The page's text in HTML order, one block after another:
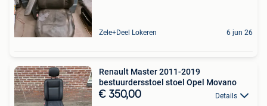
Zele+Deel Lokeren 6 jun 26
Renault Master 2011-2019
bestuurdersstoel stoel Opel Movano
€ 350,00 Details